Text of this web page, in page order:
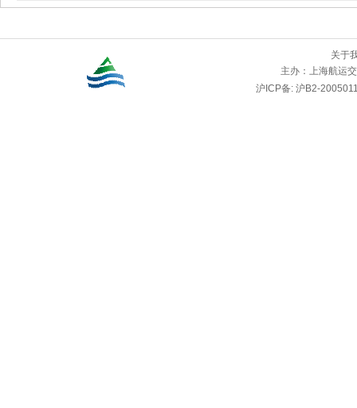
关于
主办： 上海航运
沪ICP备: 沪B2-